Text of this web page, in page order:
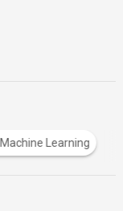
Machine Learning